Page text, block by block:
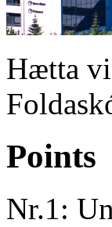
Hætta
Points
Nr.1: